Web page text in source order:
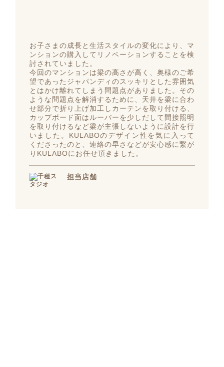
お子さまの成長と生活スタイルの変化により、マ
ンションの購入してリノベーションすることを検
討されていました。
今回のマンションは梁の高さが高く、奥様のご希
望であったジャパンディのスッキリとした雰囲気
とはかけ離れてしまう問題点がありました。その
ような問題点を解消するために、天井を梁に合わ
せ部分で折り上げ加工しカーテンを取り付ける、
カップボード面はルーバーを少しだして間接照明
を取り付けるなど梁が主張しないように設計を行
いました。KULABOのデザイン性を気に入って
くださったのと、連絡の早さなどが安心感に繋が
りKULABOにお任せ頂きました。
担当店舗